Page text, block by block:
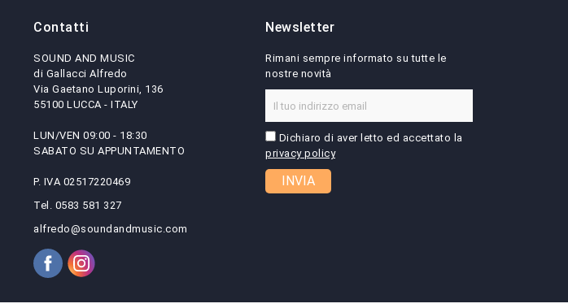
Contatti
SOUND AND MUSIC
di Gallacci Alfredo
Via Gaetano Luporini, 136
55100 LUCCA - ITALY
LUN/VEN 09:00 - 18:30
SABATO SU APPUNTAMENTO
P. IVA 02517220469
Tel. 0583 581 327
alfredo@soundandmusic.com
Newsletter
Rimani sempre informato su tutte le
nostre novità
Dichiaro di aver letto ed accettato la
privacy policy
INVIA